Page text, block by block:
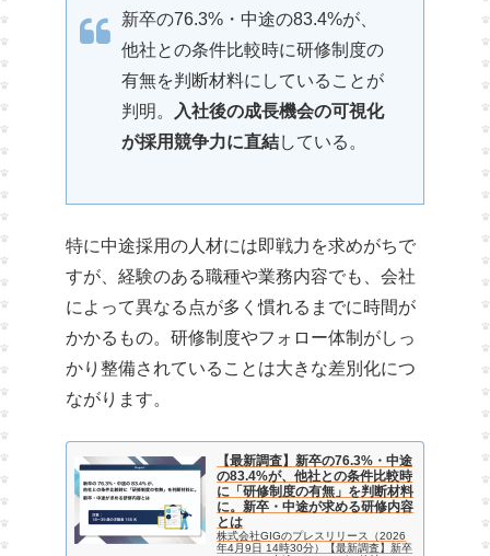
新卒の76.3%・中途の83.4%が、
他社との条件比較時に研修制度の
有無を判断材料にしていることが
判明。
入社後の成長機会の可視化
が採用競争力に直結している。
特に中途採用の人材には即戦力を求めがちで
すが、経験のある職種や業務内容でも、会社
によって異なる点が多く慣れるまでに時間が
かかるもの。研修制度やフォロー体制がしっ
かり整備されていることは大きな差別化につ
ながります。
【最新調査】新卒の76.3%・中途
の83.4%が、他社との条件比較時
に「研修制度の有無」を判断材料
に。新卒・中途が求める研修内容
とは
株式会社GIGのプレスリリース（2026
年4月9日 14時30分）【最新調査】新卒